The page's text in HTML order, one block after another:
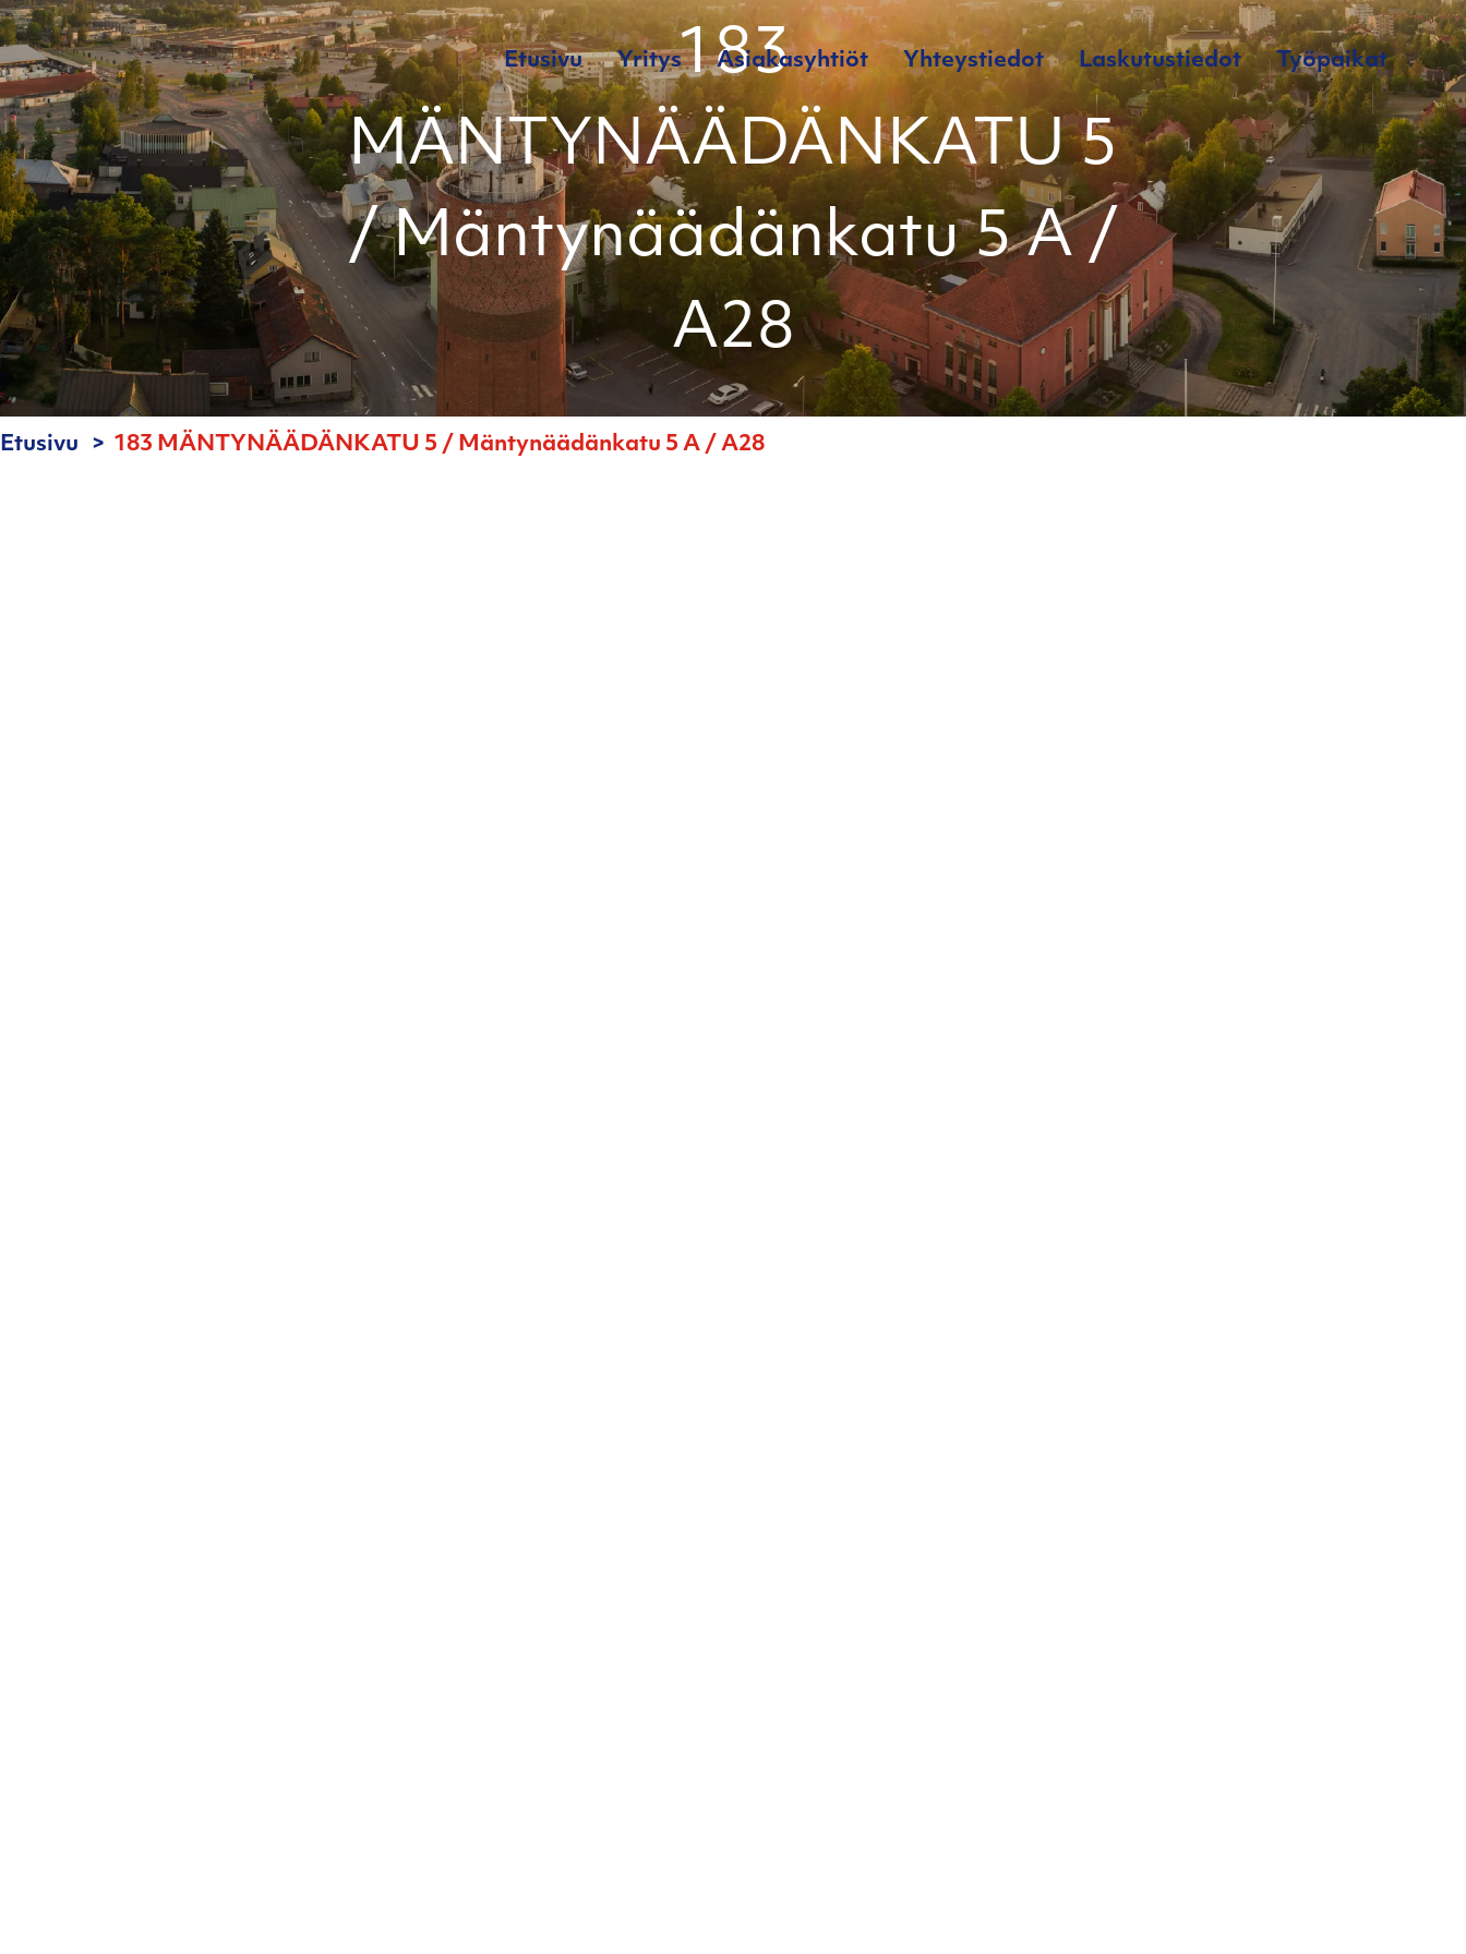
Etusivu Yritys Asiakasyhtiöt Yhteystiedot Laskutustiedot Työpaikat
183
MÄNTYNÄÄDÄNKATU 5
/ Mäntynäädänkatu 5 A /
A28
Etusivu 183 MÄNTYNÄÄDÄNKATU 5 / Mäntynäädänkatu 5 A / A28